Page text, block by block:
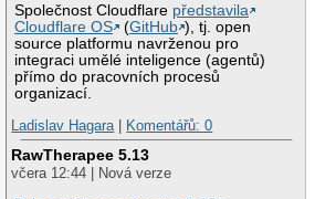
Společnost Cloudflare představila
Cloudflare OS
(GitHub ), tj. open
source platformu navrženou pro
integraci umělé inteligence (agentů)
přímo do pracovních procesů
organizací.
Ladislav Hagara| Komentářů: 0
RawTherapee 5.13
včera 12:44 | Nová verze